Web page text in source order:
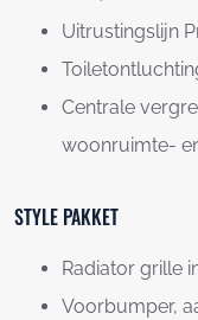
Uitrustingslijn
Centrale
woonruimte-
STYLE PAKKET
Radiator grille
Voorbumper,